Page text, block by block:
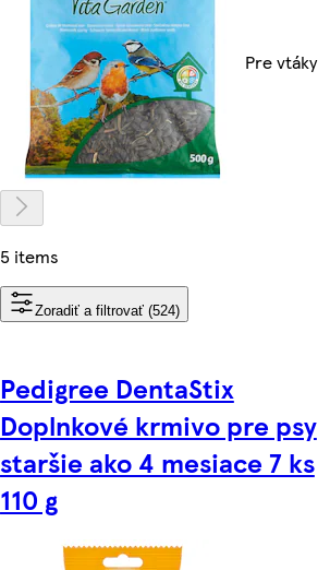
Pre vtáky
5 items
Zoradiť a filtrovať (524)
Pedigree DentaStix
Doplnkové krmivo pre psy
staršie ako 4 mesiace 7 ks
110 g